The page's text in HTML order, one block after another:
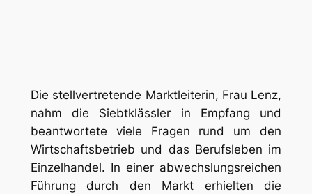
Die stellvertretende Marktleiterin, Frau Lenz,
nahm die Siebtklässler in Empfang und
beantwortete viele Fragen rund um den
Wirtschaftsbetrieb und das Berufsleben im
Einzelhandel. In einer abwechslungsreichen
Führung durch den Markt erhielten die